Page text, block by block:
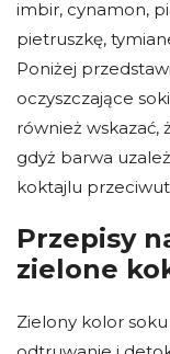
imbir, cynamon,
pietruszkę,
Poniżej
oczyszczające
również wskazać,
gdyż barwa
koktajlu
Przepisy
zielone
Zielony kolor